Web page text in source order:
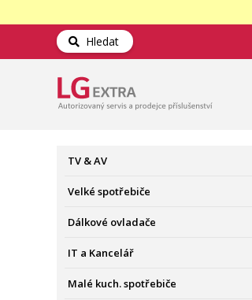
Hledat
TV & AV
Velké spotřebiče
Dálkové ovladače
IT a Kancelář
Malé kuch. spotřebiče